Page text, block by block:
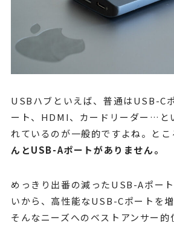
USBハブといえば、普通はUSB-C
ート、HDMI、カードリーダー…と
れているのが一般的ですよね。と
んとUSB-Aポートがありません。
めっきり出番の減ったUSB-Aポー
いから、高性能なUSB-Cポートを
そんなニーズへのベストアンサー的